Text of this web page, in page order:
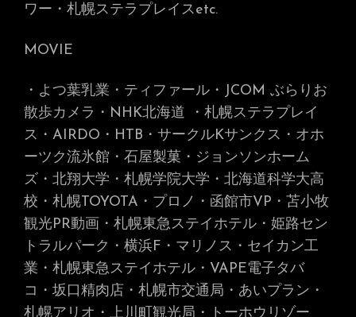
ワー・札幌ステラプレイスetc.
MOVIE
・よつ葉乳業・ティファール・JCOM ぶらりお
散歩カメラ・NHK北海道
・札幌ステラプレイ
ス・AIRDO・HTB・サークルKサンクス・オホ
ーツク流氷館・石屋製菓・ジョンソンホーム
ズ・北翔大学・札幌学院大学・北海道科学大高
校・札幌TOYOTA・プロノ・函館市VP・苫小牧
観光PR動画・札幌東急ステイホテル・姫路セン
トラルパーク・横浜F・マリノス・セイカン工
業・札幌東急ステイホテル・VAPE電子タバ
コ・坂口精肉店・札幌市交通局・あいプラン・
札幌アリオ・上川町観光局・トーホウリゾー